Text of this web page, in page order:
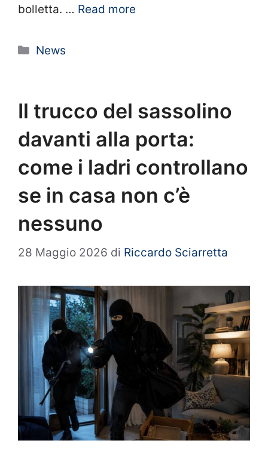
bolletta. … Read more
Categorie
News
Il trucco del sassolino
davanti alla porta:
come i ladri controllano
se in casa non c’è
nessuno
28 Maggio 2026 di Riccardo Sciarretta